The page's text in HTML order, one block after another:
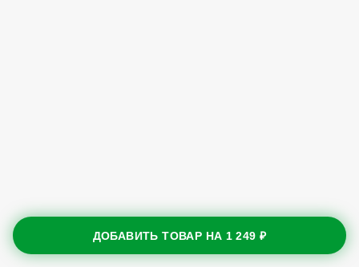
ДОБАВИТЬ ТОВАР НА 1 249 ₽